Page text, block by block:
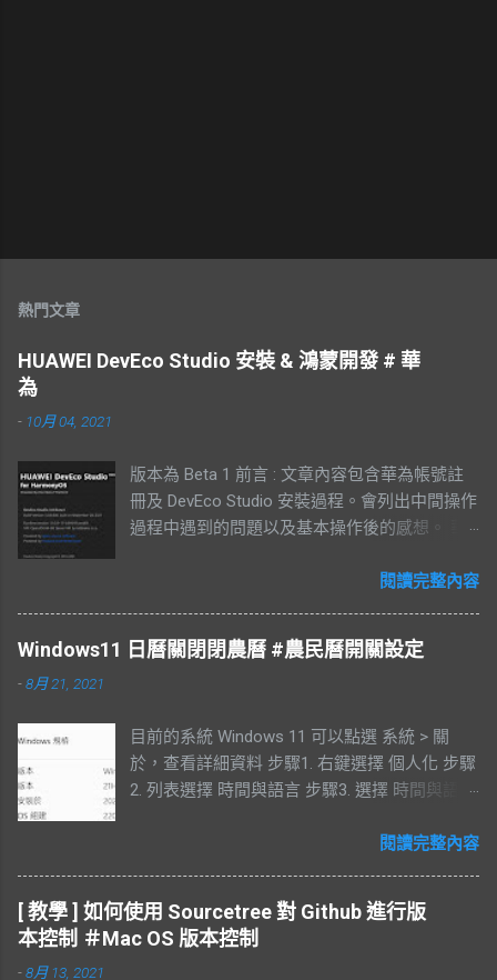
熱門文章
HUAWEI DevEco Studio 安裝 & 鴻蒙開發 # 華
為
- 10月 04, 2021
版本為 Beta 1 前言 : 文章內容包含華為帳號註
冊及 DevEco Studio 安裝過程。會列出中間操作
過程中遇到的問題以及基本操作後的感想。 華
及電子郵件註冊 填寫完基本資列後需要到電子
規定 備註 : 透過電子郵件註冊需要再輸入台灣
手機號碼， 此步驟驗證過後，還需要再輸入一
機號碼 同意隱私權政策 開發者實名驗證 此步驟
沒有相關證件，可以跳過 備註 : 如果想透過
DevEco Studio 使用鴻蒙系統的模擬器，來進行
此步驟沒有進行。 HUAWEI DevEco Studio 安裝
此處是透過 widows 11 執行，過程中出現許多
錯誤。會列在下方 : 下載 64-bit 同意規定 下載
完成後，解壓縮檔案 點選檔案進行安裝 自定義
安裝路徑 等待安裝 安裝 SDK 會顯示磁碟剩餘空
閱讀完整內容
Windows11 日曆關閉閉農曆 #農民曆開關設定
-8月 21, 2021
目前的系統 Windows 11 可以點選 系統 > 關
於，查看詳細資料 步驟1. 右鍵選擇 個人化 步驟
2. 列表選擇 時間與語言 步驟3. 選擇 時間與語言
日曆 步驟5. 關閉農民曆，可以選擇不顯示其他
閱讀完整內容
[ 教學 ] 如何使用 Sourcetree 對 Github 進行版
本控制 ＃Mac OS 版本控制
-8月 13, 2021